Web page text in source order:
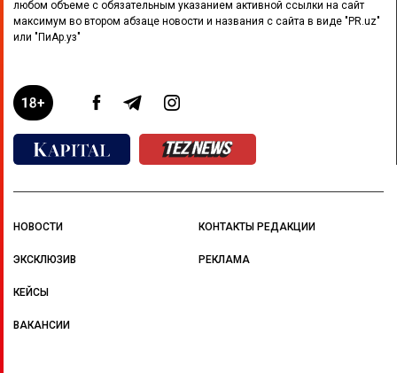
любом объеме с обязательным указанием активной ссылки на сайт
максимум во втором абзаце новости и названия с сайта в виде "PR.uz"
или "ПиАр.уз"
НОВОСТИ
ЭКСКЛЮЗИВ
КЕЙСЫ
ВАКАНСИИ
КОНТАКТЫ РЕДАКЦИИ
РЕКЛАМА